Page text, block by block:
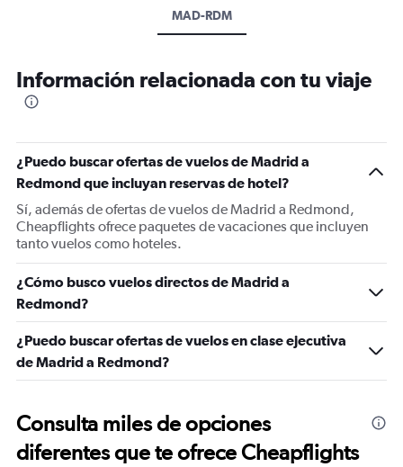
MAD-RDM
Información relacionada con tu viaje
¿Puedo buscar ofertas de vuelos de Madrid a
Redmond que incluyan reservas de hotel?
Sí, además de ofertas de vuelos de Madrid a Redmond,
Cheapflights ofrece paquetes de vacaciones que incluyen
tanto vuelos como hoteles.
¿Cómo busco vuelos directos de Madrid a
Redmond?
¿Puedo buscar ofertas de vuelos en clase ejecutiva
de Madrid a Redmond?
Consulta miles de opciones
diferentes que te ofrece Cheapflights